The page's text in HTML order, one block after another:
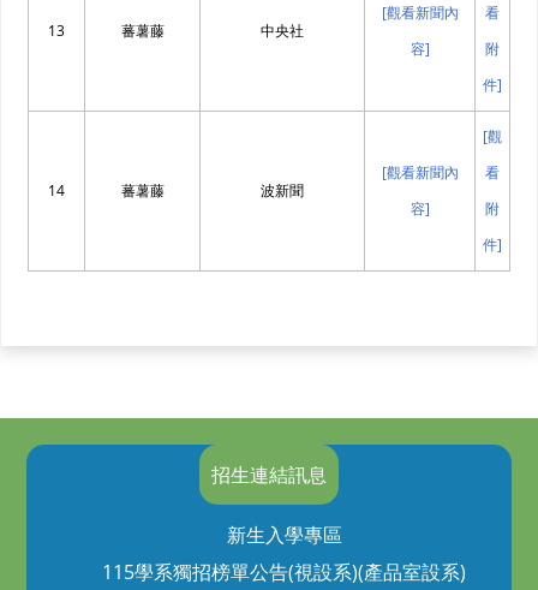
13 蕃薯藤 中央社
[觀看新聞內
容]
看
附
件]
14 蕃薯藤 波新聞
[觀看新聞內
容]
[觀
看
附
件]
招生連結訊息
新生入學專區
115學系獨招榜單公告(視設系)(產品室設系)